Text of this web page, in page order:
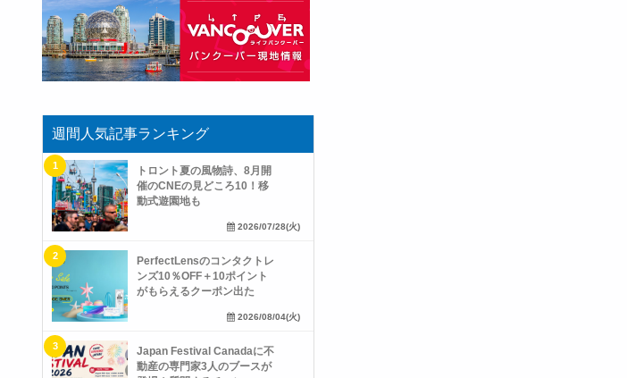
週間人気記事ランキング
トロント夏の風物詩、8月開
催のCNEの見どころ10！移
動式遊園地も
2026/07/28(火)
PerfectLensのコンタクトレ
ンズ10％OFF＋10ポイント
がもらえるクーポン出た
2026/08/04(火)
Japan Festival Canadaに不
動産の専門家3人のブースが